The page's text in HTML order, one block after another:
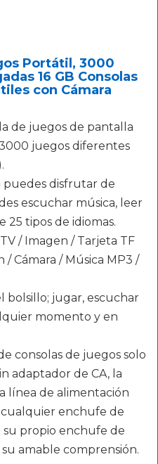
Portátil, 3000
16 GB Consolas
con Cámara
de juegos de pantalla
juegos diferentes
disfrutar de
escuchar música, leer
25 tipos de idiomas.
/ Imagen / Tarjeta TF
/ Cámara / Música MP3 /
bolsillo; jugar, escuchar
momento y en
consolas de juegos solo
adaptador de CA, la
línea de alimentación
enchufe de
su propio enchufe de
amable comprensión.